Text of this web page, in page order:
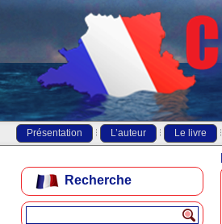
Présentation L’auteur Le livre
Recherche